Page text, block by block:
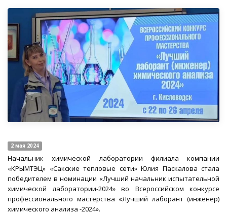
2 мая 2024
Начальник химической лаборатории филиала компании
«КРЫМТЭЦ» «Сакские тепловые сети» Юлия Паскалова стала
победителем в номинации «Лучший начальник испытательной
химической лаборатории-2024» во Всероссийском конкурсе
профессионального мастерства «Лучший лаборант (инженер)
химического анализа -2024».